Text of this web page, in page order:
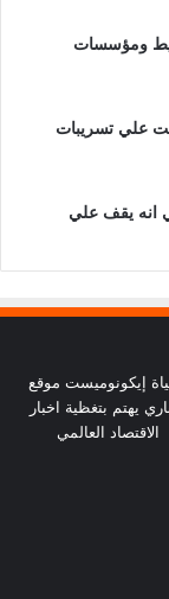
ومؤسسات
علي تسريبات
انه يقف علي
إيكونوميست موقع
يهتم بتغظية اخبار
الاقتصاد العالمي